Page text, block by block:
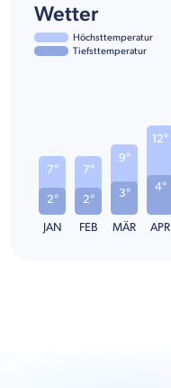
Wetter
Höchsttemperatur
Tiefsttemperatur
2°
7°
JAN
2°
7°
FEB
3°
9°
MÄR
4°
12°
APR